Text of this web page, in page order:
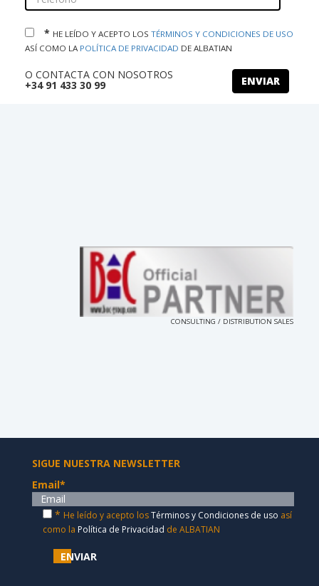
* HE LEÍDO Y ACEPTO LOS TÉRMINOS Y CONDICIONES DE USO
ASÍ COMO LA POLÍTICA DE PRIVACIDAD DE ALBATIAN
O CONTACTA CON NOSOTROS
+34 91 433 30 99 ENVIAR
CONSULTING / DISTRIBUTION SALES
SIGUE NUESTRA NEWSLETTER
Email*
* He leído y acepto losTérminos y Condiciones de uso así
como la Política de Privacidad de ALBATIAN
ENVIAR